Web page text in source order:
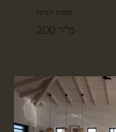
שטח הבית
200 מ"ר